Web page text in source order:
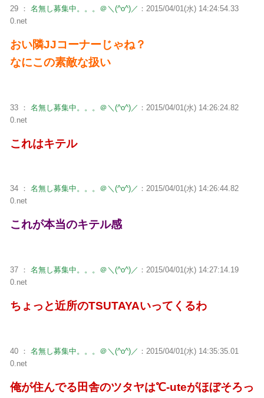
29 ： 名無し募集中。。。＠＼(^o^)／ ：2015/04/01(水) 14:24:54.33
0.net
おい隣JJコーナーじゃね？
なにこの素敵な扱い
33 ： 名無し募集中。。。＠＼(^o^)／ ：2015/04/01(水) 14:26:24.82
0.net
これはキテル
34 ： 名無し募集中。。。＠＼(^o^)／ ：2015/04/01(水) 14:26:44.82
0.net
これが本当のキテル感
37 ： 名無し募集中。。。＠＼(^o^)／ ：2015/04/01(水) 14:27:14.19
0.net
ちょっと近所のTSUTAYAいってくるわ
40 ： 名無し募集中。。。＠＼(^o^)／ ：2015/04/01(水) 14:35:35.01
0.net
俺が住んでる田舎のツタヤは℃-uteがほぼそろっ